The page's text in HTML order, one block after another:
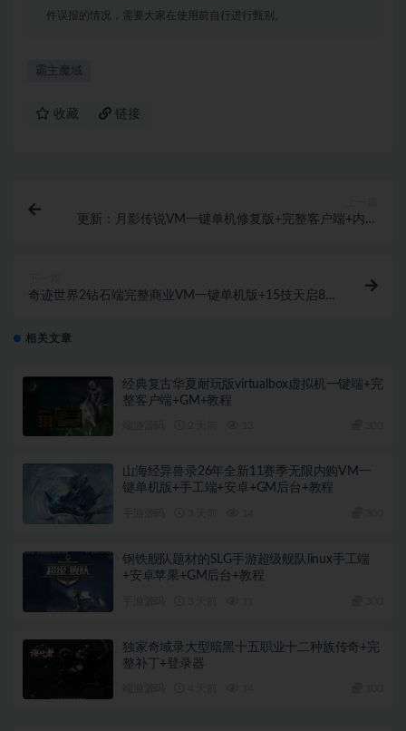
件误报的情况，需要大家在使用前自行进行甄别。
霸主魔域
收藏 链接
更新：月影传说VM一键单机修复版+完整客户端+内置
奇迹世界2钻石端完整商业VM一键单机版+15技天启8
相关文章
经典复古华夏耐玩版virtualbox虚拟机一键端+完
整客户端+GM+教程
山海经异兽录26年全新11赛季无限内购VM一
键单机版+手工端+安卓+GM后台+教程
钢铁舰队题材的SLG手游超级舰队linux手工端
+安卓苹果+GM后台+教程
独家奇域录大型暗黑十五职业十二种族传奇+完
整补丁+登录器